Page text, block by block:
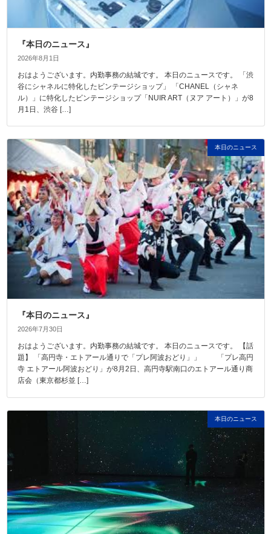
『本日のニュース』
2026年8月1日
おはようございます。内勤事務の結城です。 本日のニュースです。 「渋
谷にシャネルに特化したビンテージショップ」 「CHANEL（シャネ
ル）」に特化したビンテージショップ「NUIR ART（ヌア アート）」が8
月1日、渋谷 […]
本日のニュース
『本日のニュース』
2026年7月30日
おはようございます。内勤事務の結城です。 本日のニュースです。 【話
題】 「高円寺・エトアール通りで「プレ阿波おどり」」 「プレ高円
寺 エトアール阿波おどり」が8月2日、高円寺駅南口のエトアール通り商
店会（東京都杉並 […]
本日のニュース